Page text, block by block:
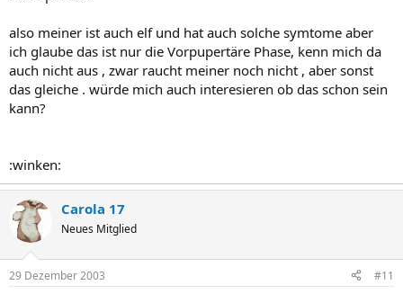
also meiner ist auch elf und hat auch solche symtome aber
ich glaube das ist nur die Vorpupertäre Phase, kenn mich da
auch nicht aus , zwar raucht meiner noch nicht , aber sonst
das gleiche . würde mich auch interesieren ob das schon sein
kann?
:winken:
Carola 17
Neues Mitglied
29 Dezember 2003 #11